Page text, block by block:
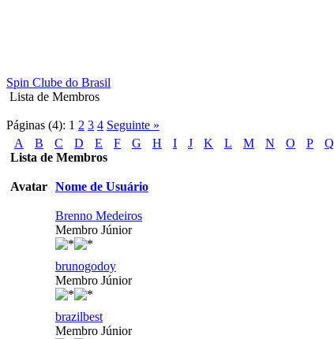
Spin Clube do Brasil
Lista de Membros
Páginas (4): 1 2 3 4 Seguinte »
A
B C D E F G H I J K L M N O P Q
Lista de Membros
Avatar Nome de Usuário
Brenno Medeiros
Membro Júnior
brunogodoy
Membro Júnior
brazilbest
Membro Júnior